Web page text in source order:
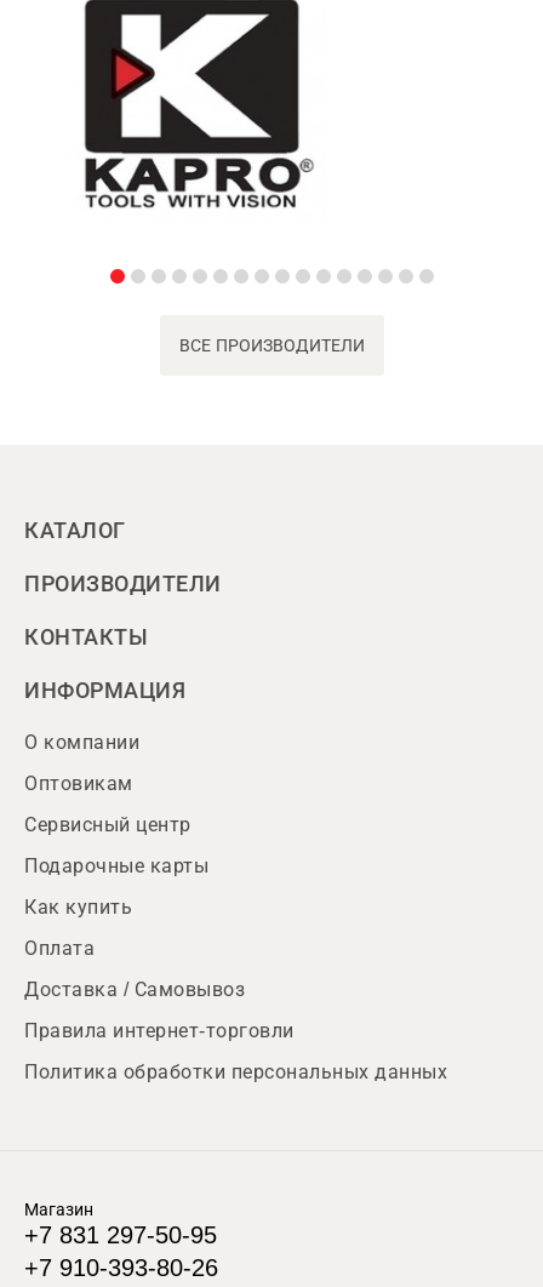
ВСЕ ПРОИЗВОДИТЕЛИ
КАТАЛОГ
ПРОИЗВОДИТЕЛИ
КОНТАКТЫ
ИНФОРМАЦИЯ
О компании
Оптовикам
Сервисный центр
Подарочные карты
Как купить
Оплата
Доставка / Самовывоз
Правила интернет-торговли
Политика обработки персональных данных
Магазин
+7 831 297-50-95
+7 910-393-80-26